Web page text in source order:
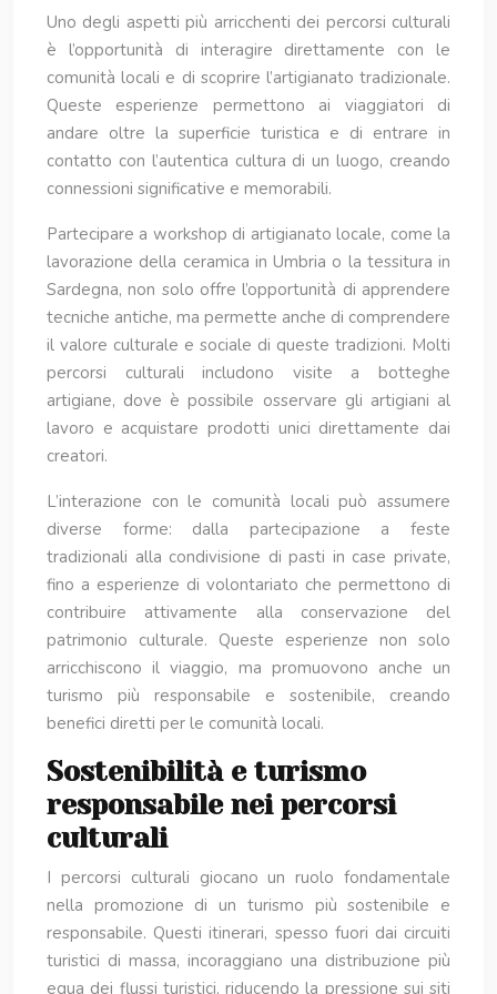
Uno degli aspetti più arricchenti dei percorsi culturali
è l’opportunità di interagire direttamente con le
comunità locali e di scoprire l’artigianato tradizionale.
Queste esperienze permettono ai viaggiatori di
andare oltre la superficie turistica e di entrare in
contatto con l’autentica cultura di un luogo, creando
connessioni significative e memorabili.
Partecipare a workshop di artigianato locale, come la
lavorazione della ceramica in Umbria o la tessitura in
Sardegna, non solo offre l’opportunità di apprendere
tecniche antiche, ma permette anche di comprendere
il valore culturale e sociale di queste tradizioni. Molti
percorsi culturali includono visite a botteghe
artigiane, dove è possibile osservare gli artigiani al
lavoro e acquistare prodotti unici direttamente dai
creatori.
L’interazione con le comunità locali può assumere
diverse forme: dalla partecipazione a feste
tradizionali alla condivisione di pasti in case private,
fino a esperienze di volontariato che permettono di
contribuire attivamente alla conservazione del
patrimonio culturale. Queste esperienze non solo
arricchiscono il viaggio, ma promuovono anche un
turismo più responsabile e sostenibile, creando
benefici diretti per le comunità locali.
Sostenibilità e turismo
responsabile nei percorsi
culturali
I percorsi culturali giocano un ruolo fondamentale
nella promozione di un turismo più sostenibile e
responsabile. Questi itinerari, spesso fuori dai circuiti
turistici di massa, incoraggiano una distribuzione più
equa dei flussi turistici, riducendo la pressione sui siti